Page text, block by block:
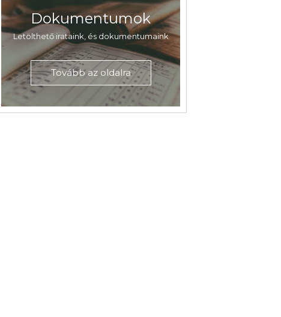
Dokumentumok
Letölthető irataink, és dokumentumaink
Tovább az oldalra